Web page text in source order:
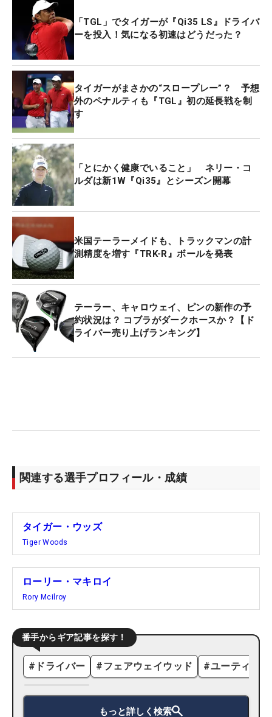
「TGL」でタイガーが『Qi35 LS』ドライバ
ーを投入！気になる初速はどうだった？
タイガーがまさかの“スロープレー”？ 予想
外のペナルティも『TGL』初の延長戦を制
す
「とにかく健康でいること」 ネリー・コ
ルダは新1W『Qi35』とシーズン開幕
米国テーラーメイドも、トラックマンの計
測精度を増す『TRK-R』ボールを発表
テーラー、キャロウェイ、ピンの新作の予
約状況は？ コブラがダークホースか？【ド
ライバー売り上げランキング】
関連する選手プロフィール・成績
タイガー・ウッズ
Tiger Woods
ローリー・マキロイ
Rory Mcilroy
番手からギア記事を探す！
# ドライバー #フェアウェイウッド #ユーティリ
もっと詳しく検索